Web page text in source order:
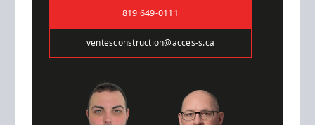
819 649-0111
ventesconstruction@acces-s.ca